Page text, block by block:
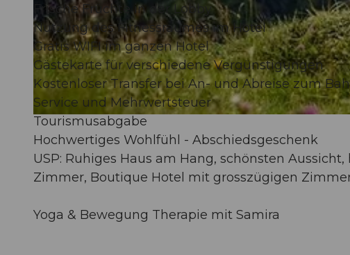
© Guidle.com
© Guidle.com
Frische Früchte in der Lobby
Nutzung des Fitnessraumes im Hotel
Gratis WIFI im ganzen Hotel
Gästekarte für verschiedene Vergünstigungen
Kostenloser Transfer bei An- und Abreise zum
Service und Mehrwertsteuer
Tourismusabgabe
Hochwertiges Wohlfühl - Abschiedsgeschenk
USP: Ruhiges Haus am Hang, schönsten
Zimmer, Boutique Hotel mit grosszügigen
Yoga & Bewegung Therapie mit Samira